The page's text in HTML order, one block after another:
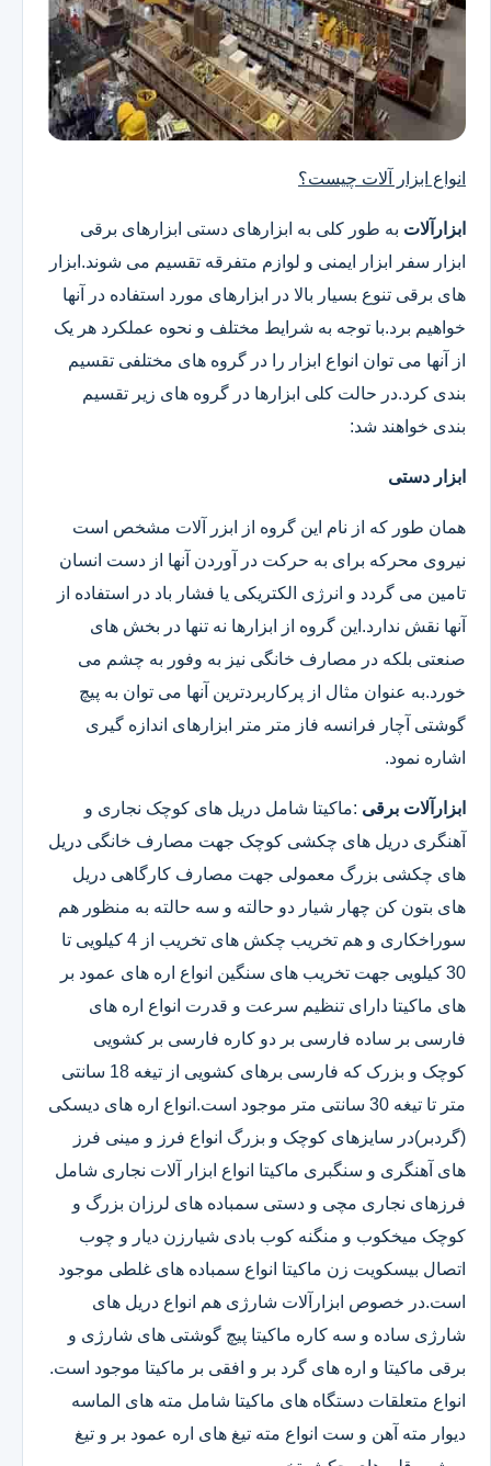
انواع ابزار آلات چیست؟
ابزارآلات به طور کلی به ابزارهای دستی ابزارهای برقی
ابزار سفر ابزار ایمنی و لوازم متفرقه تقسیم می شوند.ابزار
های برقی تنوع بسیار بالا در ابزارهای مورد استفاده در آنها
خواهیم برد.با توجه به شرایط مختلف و نحوه عملکرد هر یک
از آنها می توان انواع ابزار را در گروه های مختلفی تقسیم
بندی کرد.در حالت کلی ابزارها در گروه های زیر تقسیم
بندی خواهند شد:
ابزار دستی
همان طور که از نام این گروه از ابزر آلات مشخص است
نیروی محرکه برای به حرکت در آوردن آنها از دست انسان
تامین می گردد و انرژی الکتریکی یا فشار باد در استفاده از
آنها نقش ندارد.این گروه از ابزارها نه تنها در بخش های
صنعتی بلکه در مصارف خانگی نیز به وفور به چشم می
خورد.به عنوان مثال از پرکاربردترین آنها می توان به پیچ
گوشتی آچار فرانسه فاز متر متر ابزارهای اندازه گیری
اشاره نمود.
ابزارآلات برقی :ماکیتا شامل دریل های کوچک نجاری و
آهنگری دریل های چکشی کوچک جهت مصارف خانگی دریل
های چکشی بزرگ معمولی جهت مصارف کارگاهی دریل
های بتون کن چهار شیار دو حالته و سه حالته به منظور هم
سوراخکاری و هم تخریب چکش های تخریب از 4 کیلویی تا
30 کیلویی جهت تخریب های سنگین انواع اره های عمود بر
های ماکیتا دارای تنظیم سرعت و قدرت انواع اره های
فارسی بر ساده فارسی بر دو کاره فارسی بر کشویی
کوچک و بزرک که فارسی برهای کشویی از تیغه 18 سانتی
متر تا تیغه 30 سانتی متر موجود است.انواع اره های دیسکی
(گردبر)در سایزهای کوچک و بزرگ انواع فرز و مینی فرز
های آهنگری و سنگبری ماکیتا انواع ابزار آلات نجاری شامل
فرزهای نجاری مچی و دستی سمباده های لرزان بزرگ و
کوچک میخکوب و منگنه کوب بادی شیارزن دیار و چوب
اتصال بیسکویت زن ماکیتا انواع سمباده های غلطی موجود
است.در خصوص ابزارآلات شارژی هم انواع دریل های
شارژی ساده و سه کاره ماکیتا پیچ گوشتی های شارژی و
برقی ماکیتا و اره های گرد بر و افقی بر ماکیتا موجود است.
انواع متعلقات دستگاه های ماکیتا شامل مته های الماسه
دیوار مته آهن و ست انواع مته تیغ های اره عمود بر و تیغ